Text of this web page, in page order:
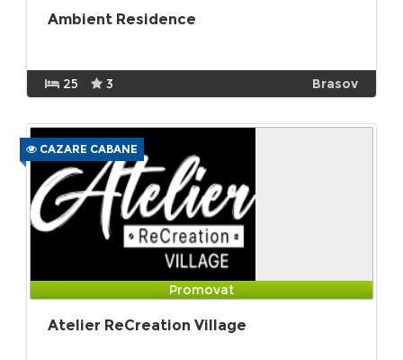
Ambient Residence
25 3 Brasov
CAZARE CABANE
Promovat
Atelier ReCreation Village